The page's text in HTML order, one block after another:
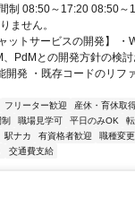
制 08:50～17:20 08:50～
ません。
ットサービスの開発】 ・
PdMとの開発方針の検
開発 ・既存コードのリフ
フリーター歓迎 産休・育休取
職場見学可 平日のみOK
駅ナカ 有資格者歓迎 職種変更
交通費支給